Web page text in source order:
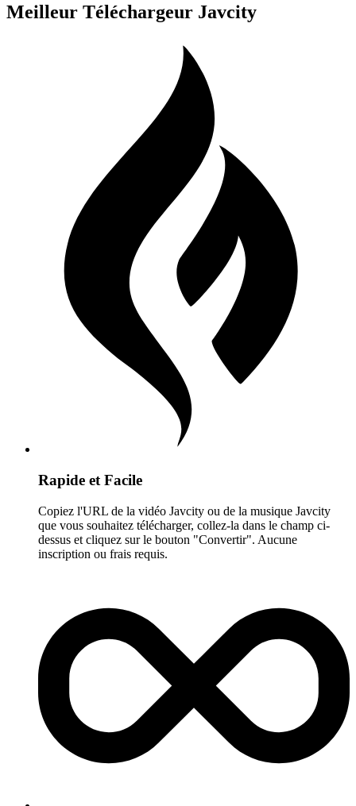
Meilleur Téléchargeur Javcity
Rapide et Facile
Copiez l'URL de la vidéo Javcity ou de la musique Javcity
que vous souhaitez télécharger, collez-la dans le champ ci-
dessus et cliquez sur le bouton "Convertir". Aucune
inscription ou frais requis.